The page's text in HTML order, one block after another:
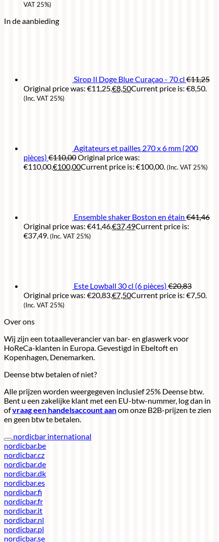
VAT 25%)
In de aanbieding
Sirop Il Doge Blue Curaçao - 70 cl €11,25
Original price was: €11,25.€8,50Current price is: €8,50.
(Inc. VAT 25%)
Agitateurs et pailles 270 x 6 mm (200
pièces) €110,00Original price was:
€110,00.€100,00Current price is: €100,00.(Inc. VAT 25%)
Ensemble shaker Boston en étain €41,46
Original price was: €41,46.€37,49Current price is:
€37,49.(Inc. VAT 25%)
Este Lowball 30 cl (6 pièces) €20,83
Original price was: €20,83.€7,50Current price is: €7,50.
(Inc. VAT 25%)
Over ons
Wij zijn een totaalleverancier van bar- en glaswerk voor
HoReCa-klanten in Europa. Gevestigd in Ebeltoft en
Kopenhagen, Denemarken.
Deense btw betalen of niet?
Alle prijzen worden weergegeven inclusief 25% Deense btw.
Bent u een zakelijke klant met een EU-btw-nummer, log dan in
ofvraag een handelsaccount aanom onze B2B-prijzen te zien
en geen btw te betalen.
nordicbar international
nordicbar.be
nordicbar.cz
nordicbar.de
nordicbar.dk
nordicbar.es
nordicbar.fi
nordicbar.fr
nordicbar.it
nordicbar.nl
nordicbar.pl
nordicbar.se